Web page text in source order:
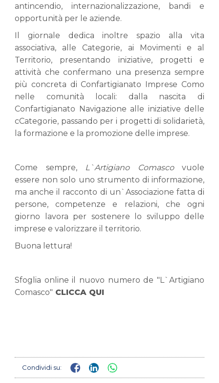
antincendio, internazionalizzazione, bandi e
opportunità per le aziende.
Il giornale dedica inoltre spazio alla vita
associativa, alle Categorie, ai Movimenti e al
Territorio, presentando iniziative, progetti e
attività che confermano una presenza sempre
più concreta di Confartigianato Imprese Como
nelle comunità locali: dalla nascita di
Confartigianato Navigazione alle iniziative delle
cCategorie, passando per i progetti di solidarietà,
la formazione e la promozione delle imprese.
Come sempre, L`Artigiano Comascovuole
essere non solo uno strumento di informazione,
ma anche il racconto di un`Associazione fatta di
persone, competenze e relazioni, che ogni
giorno lavora per sostenere lo sviluppo delle
imprese e valorizzare il territorio.
Buona lettura!
Sfoglia online il nuovo numero de "L`Artigiano
Comasco" CLICCA QUI
Condividi su: